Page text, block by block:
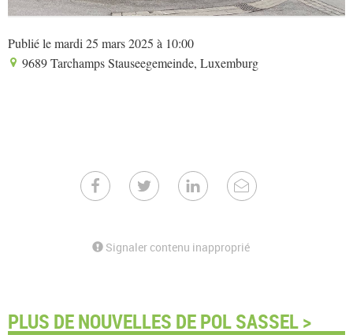
Publié le mardi 25 mars 2025 à 10:00
9689 Tarchamps Stauseegemeinde, Luxemburg
Signaler contenu inapproprié
PLUS DE NOUVELLES DE POL SASSEL >